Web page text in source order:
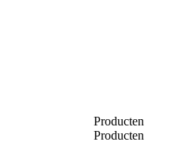
Producten
Producten